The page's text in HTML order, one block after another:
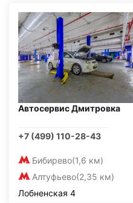
Автосервис Дмитровка
+7 (499) 110-28-43
Бибирево(1,6 км)
Алтуфьево(2,35 км)
Лобненская 4